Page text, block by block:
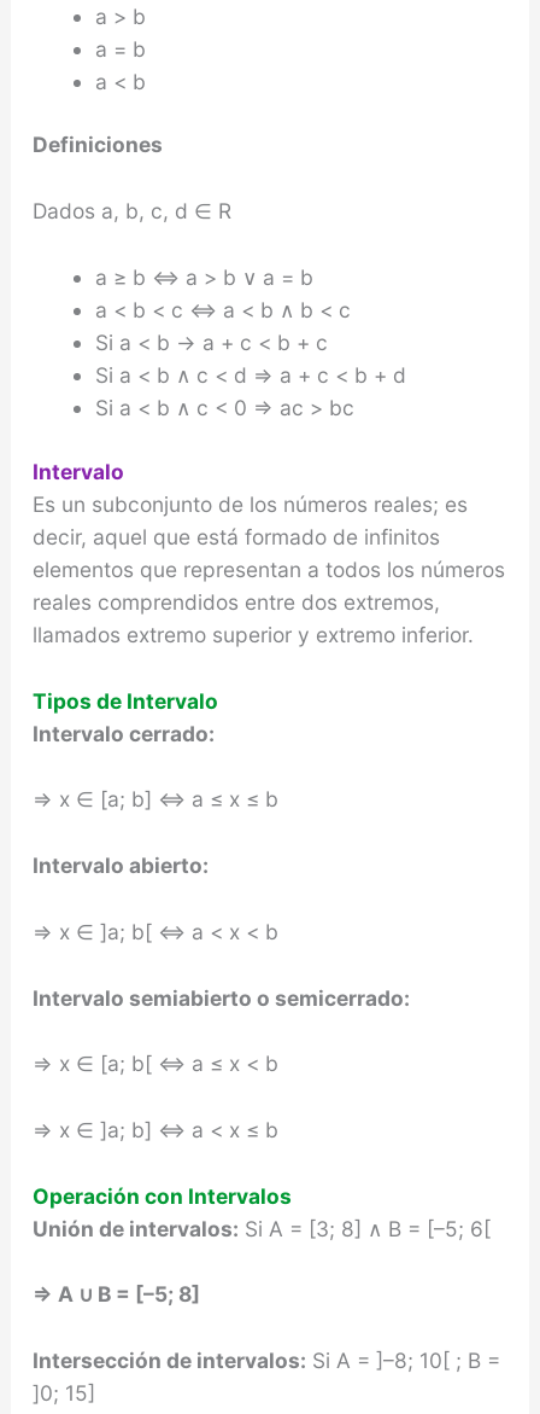
a > b
a = b
a < b
Definiciones
Dados a, b, c, d ∈ R
a ≥ b ⇔ a > b ∨ a = b
a < b < c ⇔ a < b ∧ b < c
Si a < b → a + c < b + c
Si a < b ∧ c < d ⇒ a + c < b + d
Si a < b ∧ c < 0 ⇒ ac > bc
Intervalo
Es un subconjunto de los números reales; es
decir, aquel que está formado de infinitos
elementos que representan a todos los números
reales comprendidos entre dos extremos,
llamados extremo superior y extremo inferior.
Tipos de Intervalo
Intervalo cerrado:
⇒ x ∈ [a; b] ⇔ a ≤ x ≤ b
Intervalo abierto:
⇒ x ∈ ]a; b[ ⇔ a < x < b
Intervalo semiabierto o semicerrado:
⇒ x ∈ [a; b[ ⇔ a ≤ x < b
⇒ x ∈ ]a; b] ⇔ a < x ≤ b
Operación con Intervalos
Unión de intervalos: Si A = [3; 8] ∧ B = [–5; 6[
⇒ A ∪ B = [–5; 8]
Intersección de intervalos: Si A = ]–8; 10[ ; B =
]0; 15]